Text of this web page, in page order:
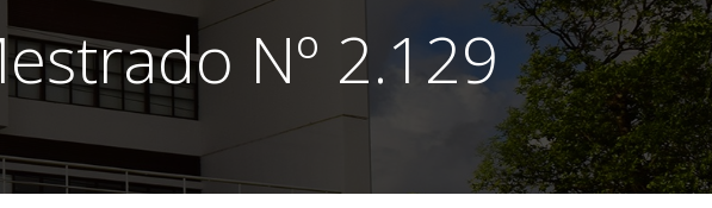
Nº 2.129